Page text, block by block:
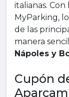
italianas.
MyParking,
de las
manera
Nápoles y
Cupón